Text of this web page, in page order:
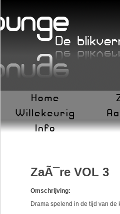
ZaÃ¯re VOL 3
Omschrijving:
Drama spelend in de tijd van